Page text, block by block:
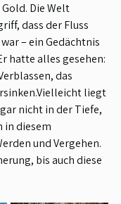
Die Welt
dass der Fluss
– ein Gedächtnis
hatte alles gesehen:
das
liegt
nicht in der Tiefe,
in diesem
und Vergehen.
bis auch diese